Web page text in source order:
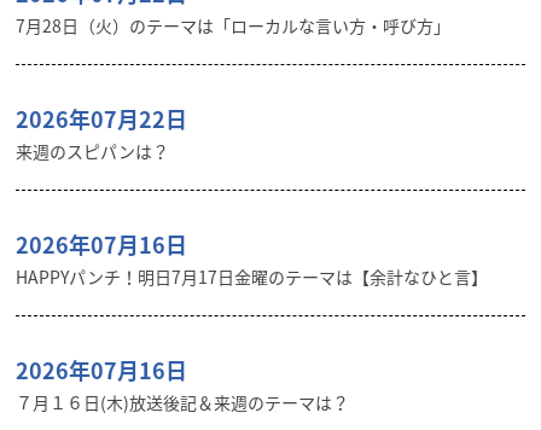
7月28日（火）のテーマは「ローカルな言い方・呼び方」
2026年07月22日
来週のスピパンは？
2026年07月16日
HAPPYパンチ！明日7月17日金曜のテーマは【余計なひと言】
2026年07月16日
７月１６日(木)放送後記＆来週のテーマは？